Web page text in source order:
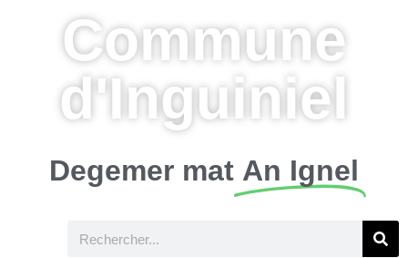
Commune
d'Inguiniel
Degemer mat An Ignel